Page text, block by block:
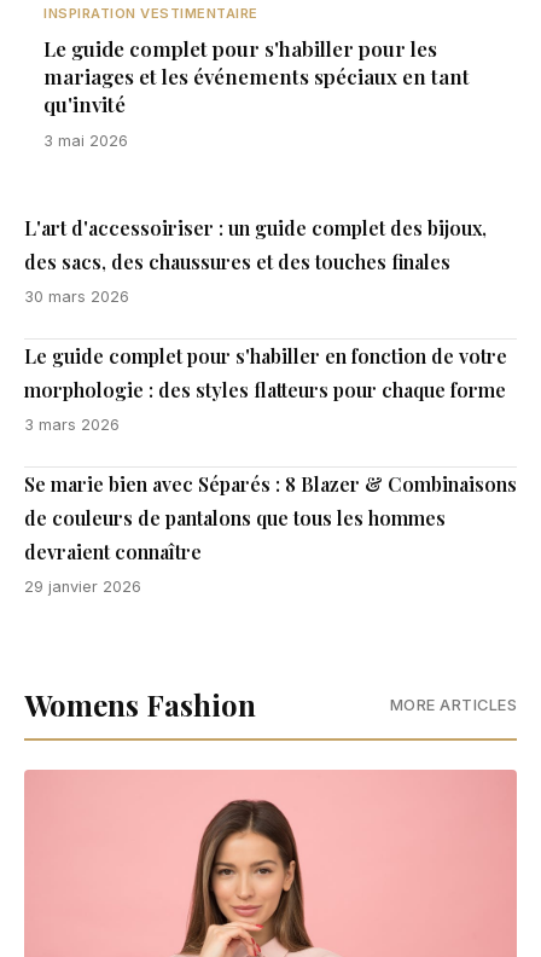
INSPIRATION VESTIMENTAIRE
Le guide complet pour s'habiller pour les
mariages et les événements spéciaux en tant
qu'invité
3 mai 2026
L'art d'accessoiriser : un guide complet des bijoux,
des sacs, des chaussures et des touches finales
30 mars 2026
Le guide complet pour s'habiller en fonction de votre
morphologie : des styles flatteurs pour chaque forme
3 mars 2026
Se marie bien avec Séparés : 8 Blazer & Combinaisons
de couleurs de pantalons que tous les hommes
devraient connaître
29 janvier 2026
Womens Fashion MORE ARTICLES